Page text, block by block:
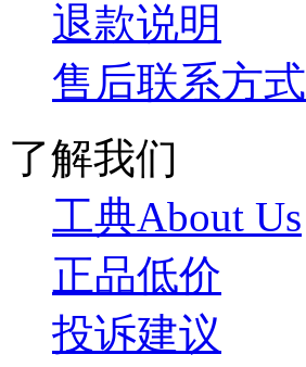
退款说明
售后联系方式
了解我们
工典About Us
正品低价
投诉建议